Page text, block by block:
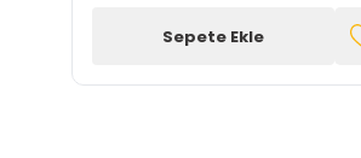
Sepete Ekle